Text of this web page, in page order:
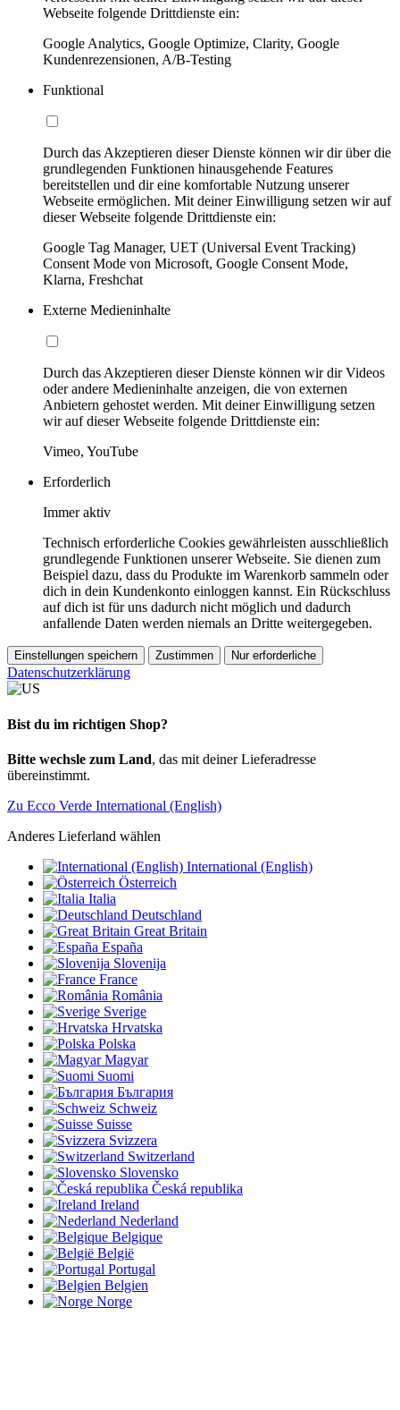
Webseite folgende Drittdienste ein:
Google Analytics, Google Optimize, Clarity, Google
Kundenrezensionen, A/B-Testing
Funktional
Durch das Akzeptieren dieser Dienste können wir dir über die
grundlegenden Funktionen hinausgehende Features
bereitstellen und dir eine komfortable Nutzung unserer
Webseite ermöglichen. Mit deiner Einwilligung setzen wir auf
dieser Webseite folgende Drittdienste ein:
Google Tag Manager, UET (Universal Event Tracking)
Consent Mode von Microsoft, Google Consent Mode,
Klarna, Freshchat
Externe Medieninhalte
Durch das Akzeptieren dieser Dienste können wir dir Videos
oder andere Medieninhalte anzeigen, die von externen
Anbietern gehostet werden. Mit deiner Einwilligung setzen
wir auf dieser Webseite folgende Drittdienste ein:
Vimeo, YouTube
Erforderlich
Immer aktiv
Technisch erforderliche Cookies gewährleisten ausschließlich
grundlegende Funktionen unserer Webseite. Sie dienen zum
Beispiel dazu, dass du Produkte im Warenkorb sammeln oder
dich in dein Kundenkonto einloggen kannst. Ein Rückschluss
auf dich ist für uns dadurch nicht möglich und dadurch
anfallende Daten werden niemals an Dritte weitergegeben.
Einstellungen speichern Zustimmen Nur erforderliche
Datenschutzerklärung
Bist du im richtigen Shop?
Bitte wechsle zum Land, das mit deiner Lieferadresse
übereinstimmt.
Zu Ecco Verde International (English)
Anderes Lieferland wählen
International (English)
Österreich
Italia
Deutschland
Great Britain
España
Slovenija
France
România
Sverige
Hrvatska
Polska
Magyar
Suomi
България
Schweiz
Suisse
Svizzera
Switzerland
Slovensko
Česká republika
Ireland
Nederland
Belgique
België
Portugal
Belgien
Norge